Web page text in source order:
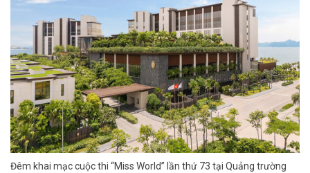
Đêm khai mạc cuộc thi “Miss World” lần thứ 73 tại Quảng trường